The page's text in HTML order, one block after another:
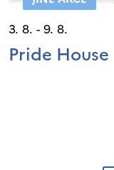
3. 8. - 9. 8.
Pride House